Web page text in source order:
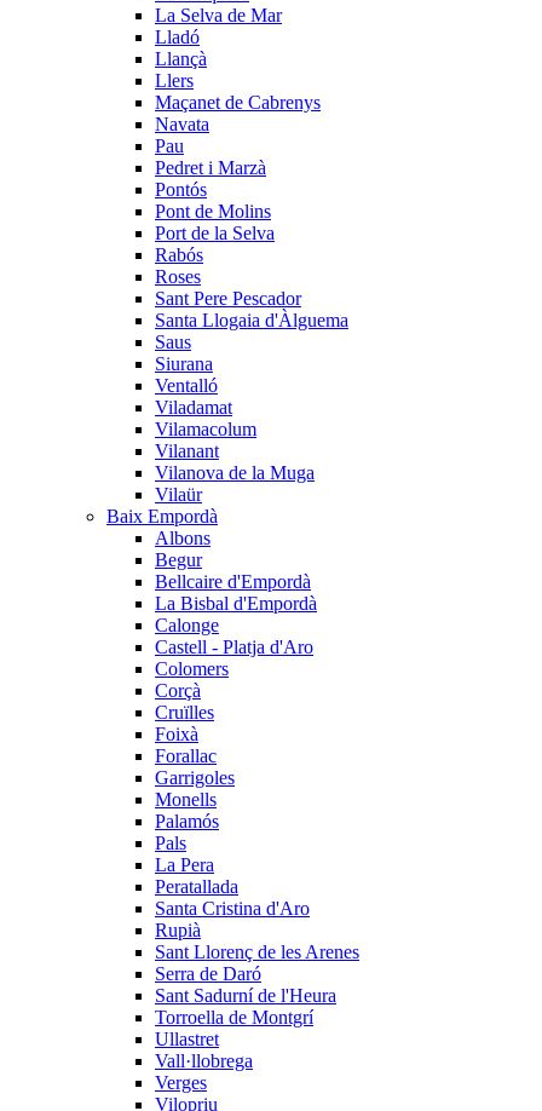
La Selva de Mar
Lladó
Llançà
Llers
Maçanet de Cabrenys
Navata
Pau
Pedret i Marzà
Pontós
Pont de Molins
Port de la Selva
Rabós
Roses
Sant Pere Pescador
Santa Llogaia d'Àlguema
Saus
Siurana
Ventalló
Viladamat
Vilamacolum
Vilanant
Vilanova de la Muga
Vilaür
Baix Empordà
Albons
Begur
Bellcaire d'Empordà
La Bisbal d'Empordà
Calonge
Castell - Platja d'Aro
Colomers
Corçà
Cruïlles
Foixà
Forallac
Garrigoles
Monells
Palamós
Pals
La Pera
Peratallada
Santa Cristina d'Aro
Rupià
Sant Llorenç de les Arenes
Serra de Daró
Sant Sadurní de l'Heura
Torroella de Montgrí
Ullastret
Vall·llobrega
Verges
Vilopriu